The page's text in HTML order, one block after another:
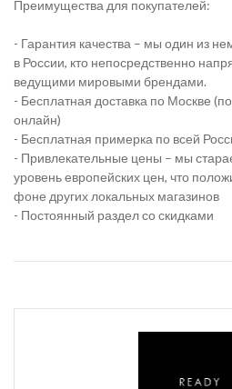
Преимущества для покупателей:
- Гарантия качества – мы один из
в России, кто непосредственно
ведущими мировыми брендами.
- Бесплатная доставка по Москве
онлайн)
- Бесплатная примерка по всей
- Привлекательные цены – мы
уровень европейских цен, что
фоне других локальных магазинов
- Постоянный раздел со скидками